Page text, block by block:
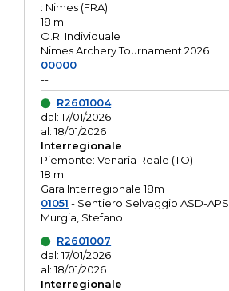
: Nimes (FRA)
18 m
O.R. Individuale
Nimes Archery Tournament 2026
00000-
--
R2601004
dal: 17/01/2026
al: 18/01/2026
Interregionale
Piemonte: Venaria Reale (TO)
18 m
Gara Interregionale 18m
01051 - Sentiero Selvaggio ASD-APS
Murgia, Stefano
R2601007
dal: 17/01/2026
al: 18/01/2026
Interregionale